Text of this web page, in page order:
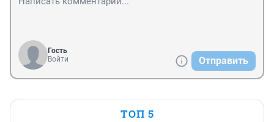
Гость
Войти
Отправить
ТОП 5